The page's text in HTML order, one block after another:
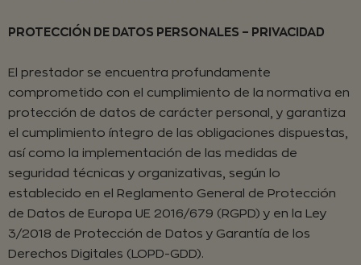
PROTECCIÓN DE DATOS PERSONALES – PRIVACIDAD
El prestador se encuentra profundamente
comprometido con el cumplimiento de la normativa en
protección de datos de carácter personal, y garantiza
el cumplimiento íntegro de las obligaciones dispuestas,
así como la implementación de las medidas de
seguridad técnicas y organizativas, según lo
establecido en el Reglamento General de Protección
de Datos de Europa UE 2016/679 (RGPD) y en la Ley
3/2018 de Protección de Datos y Garantía de los
Derechos Digitales (LOPD-GDD).